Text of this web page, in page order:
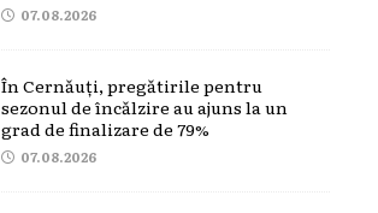
07.08.2026
În Cernăuți, pregătirile pentru
sezonul de încălzire au ajuns la un
grad de finalizare de 79%
07.08.2026